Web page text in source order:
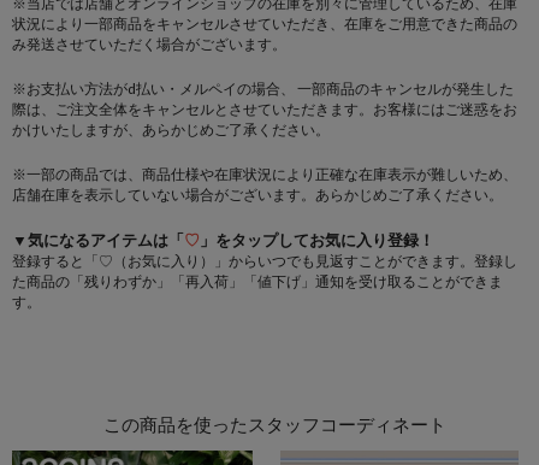
状況により一部商品をキャンセルさせていただき、在庫をご用意できた商品の
み発送させていただく場合がございます。
※お支払い方法がd払い・メルペイの場合、 一部商品のキャンセルが発生した
際は、ご注文全体をキャンセルとさせていただきます。お客様にはご迷惑をお
かけいたしますが、あらかじめご了承ください。
※一部の商品では、商品仕様や在庫状況により正確な在庫表示が難しいため、
店舗在庫を表示していない場合がございます。あらかじめご了承ください。
▼気になるアイテムは「♡ 」をタップしてお気に入り登録！
登録すると「♡（お気に入り）」からいつでも見返すことができます。登録し
た商品の「残りわずか」「再入荷」「値下げ」通知を受け取ることができま
す。
この商品を使ったスタッフコーディネート